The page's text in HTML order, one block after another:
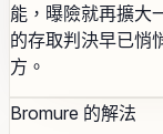
能，曝險就再擴大
的存取判決早已悄
方。
Bromure 的解法